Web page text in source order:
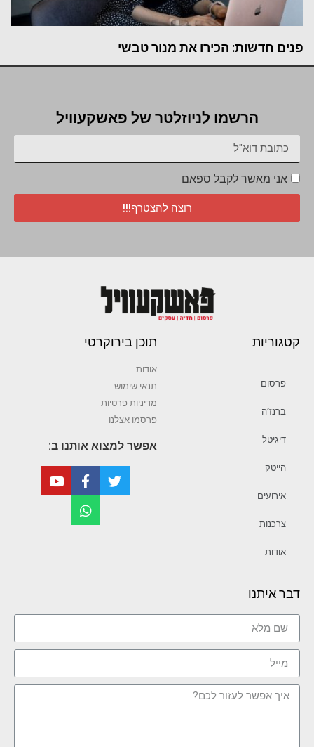
פנים חדשות: הכירו את מנור טבשי
הרשמו לניוזלטר של פאשקעוויל
אני מאשר לקבל ספאם
רוצה להצטרף!!!
קטגוריות
פרסום
ברנז’ה
דיגיטל
הייטק
אירועים
צרכנות
אודות
תוכן בירוקרטי
אודות
תנאי שימוש
מדיניות פרטיות
פרסמו אצלנו
אפשר למצוא אותנו ב:
דבר איתנו